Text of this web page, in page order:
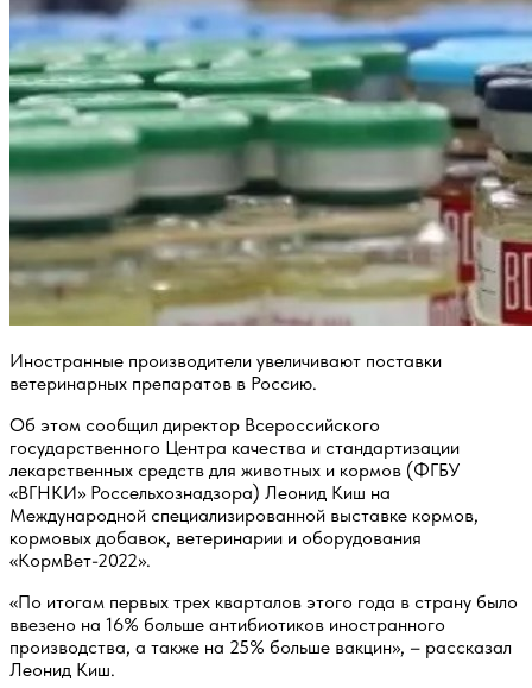
Иностранные производители увеличивают поставки
ветеринарных препаратов в Россию.
Об этом сообщил директор Всероссийского
государственного Центра качества и стандартизации
лекарственных средств для животных и кормов (ФГБУ
«ВГНКИ» Россельхознадзора) Леонид Киш на
Международной специализированной выставке кормов,
кормовых добавок, ветеринарии и оборудования
«КормВет-2022».
«По итогам первых трех кварталов этого года в страну было
ввезено на 16% больше антибиотиков иностранного
производства, а также на 25% больше вакцин», – рассказал
Леонид Киш.